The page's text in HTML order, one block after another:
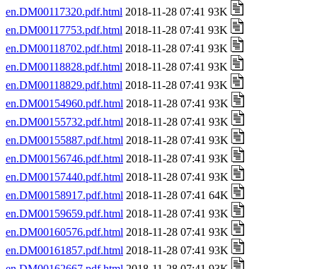
en.DM00117320.pdf.html 2018-11-28 07:41 93K
en.DM00117753.pdf.html 2018-11-28 07:41 93K
en.DM00118702.pdf.html 2018-11-28 07:41 93K
en.DM00118828.pdf.html 2018-11-28 07:41 93K
en.DM00118829.pdf.html 2018-11-28 07:41 93K
en.DM00154960.pdf.html 2018-11-28 07:41 93K
en.DM00155732.pdf.html 2018-11-28 07:41 93K
en.DM00155887.pdf.html 2018-11-28 07:41 93K
en.DM00156746.pdf.html 2018-11-28 07:41 93K
en.DM00157440.pdf.html 2018-11-28 07:41 93K
en.DM00158917.pdf.html 2018-11-28 07:41 64K
en.DM00159659.pdf.html 2018-11-28 07:41 93K
en.DM00160576.pdf.html 2018-11-28 07:41 93K
en.DM00161857.pdf.html 2018-11-28 07:41 93K